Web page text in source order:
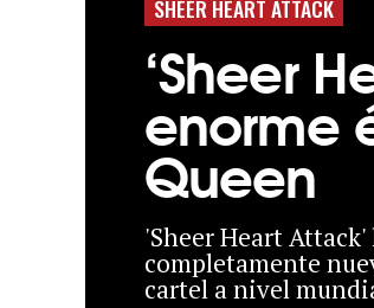
SHEER HEART ATTACK
‘Sheer
enorme
Queen
'Sheer Heart
completamente
cartel a nivel